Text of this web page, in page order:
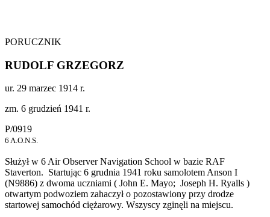
PORUCZNIK
RUDOLF GRZEGORZ
ur. 29 marzec 1914 r.
zm. 6 grudzień 1941 r.
P/0919
6 A.O.N.S.
Służył w 6 Air Observer Navigation School w bazie RAF
Staverton. Startując 6 grudnia 1941 roku samolotem Anson I
(N9886) z dwoma uczniami ( John E. Mayo; Joseph H. Ryalls )
otwartym podwoziem zahaczył o pozostawiony przy drodze
startowej samochód ciężarowy. Wszyscy zginęli na miejscu.